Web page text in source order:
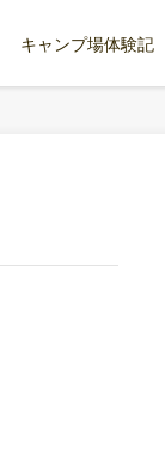
キャンプ場体験記